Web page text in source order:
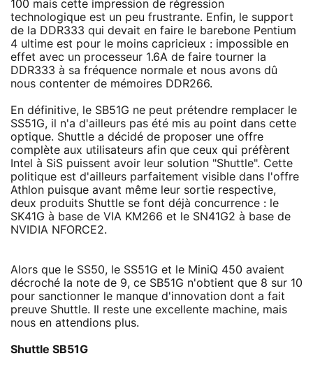
100 mais cette impression de régression
technologique est un peu frustrante. Enfin, le support
de la DDR333 qui devait en faire le barebone Pentium
4 ultime est pour le moins capricieux : impossible en
effet avec un processeur 1.6A de faire tourner la
DDR333 à sa fréquence normale et nous avons dû
nous contenter de mémoires DDR266.
En définitive, le SB51G ne peut prétendre remplacer le
SS51G, il n'a d'ailleurs pas été mis au point dans cette
optique. Shuttle a décidé de proposer une offre
complète aux utilisateurs afin que ceux qui préfèrent
Intel à SiS puissent avoir leur solution "Shuttle". Cette
politique est d'ailleurs parfaitement visible dans l'offre
Athlon puisque avant même leur sortie respective,
deux produits Shuttle se font déjà concurrence : le
SK41G à base de VIA KM266 et le SN41G2 à base de
NVIDIA NFORCE2.
Alors que le SS50, le SS51G et le MiniQ 450 avaient
décroché la note de 9, ce SB51G n'obtient que 8 sur 10
pour sanctionner le manque d'innovation dont a fait
preuve Shuttle. Il reste une excellente machine, mais
nous en attendions plus.
Shuttle SB51G